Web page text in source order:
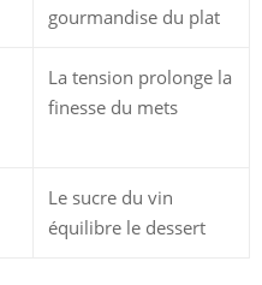
gourmandise du plat
La tension prolonge la
finesse du mets
Le sucre du vin
équilibre le dessert